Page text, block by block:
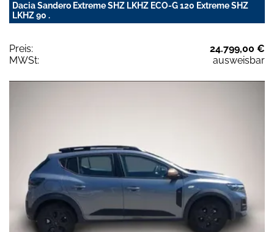
Dacia Sandero Extreme SHZ LKHZ ECO-G 120 Extreme SHZ
LKHZ 90 .
Preis:
24.799,00 €
MWSt:
ausweisbar